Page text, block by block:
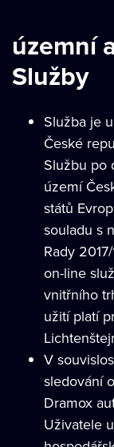
územní
Služby
Služba je
České
Službu po
území
států
souladu s
Rady
on-line
vnitřního
užití platí
V
sledování
Dramox
Uživatele